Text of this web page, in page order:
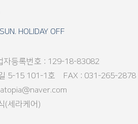
HOLIDAY OFF
등록번호 : 129-18-83082
길 5-15 101-1호 FAX : 031-265-2878
(세라케어)